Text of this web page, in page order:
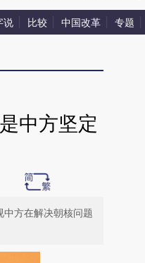
说 比较 中国改革 专题
中方坚定
方在解决朝核问题